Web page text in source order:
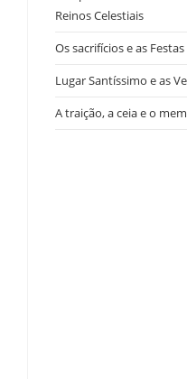
Reinos Celestiais
Os sacrifícios e as
Lugar Santíssimo e as
A traição, a ceia e o